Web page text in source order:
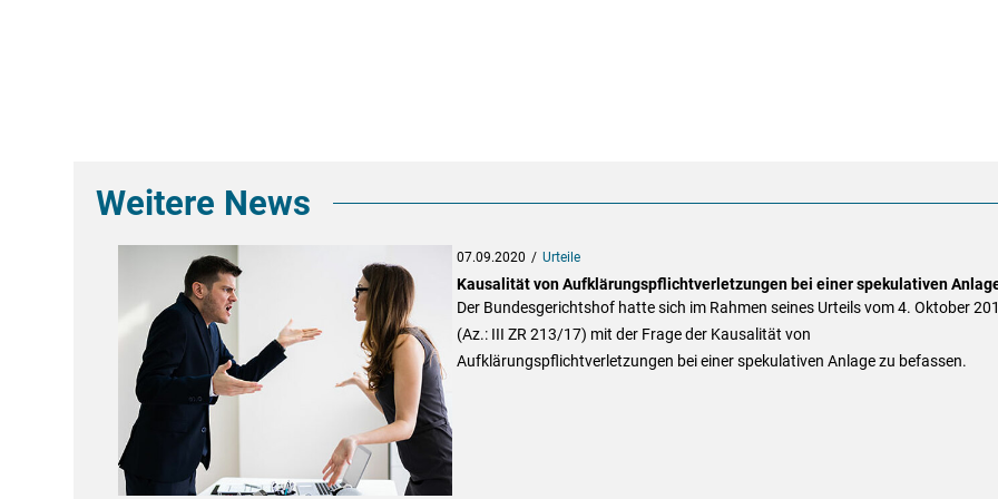
Weitere News
07.09.2020 Urteile
Kausalität von Aufklärungspflichtverletzungen bei einer spekulativen
Der Bundesgerichtshof hatte sich im Rahmen seines Urteils vom 4. Oktober
(Az.: III ZR 213/17) mit der Frage der Kausalität von
Aufklärungspflichtverletzungen bei einer spekulativen Anlage zu befassen.